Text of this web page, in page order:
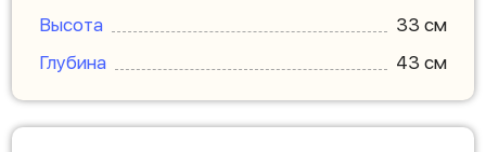
Высота
33 см
Глубина
43 см